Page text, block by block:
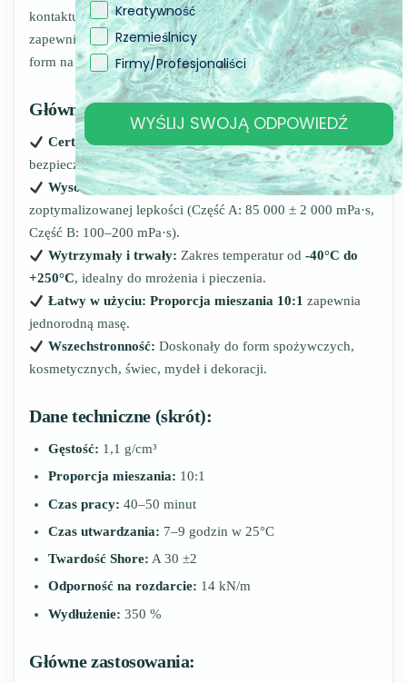
kontaktu z żywnością. Dzięki zaawansowanej formule
zapewnia bezpieczeństwo, precyzję i trwałość, idealny do
form na czekoladę, cukierki, lody, wypieki oraz kosmetyki.
Główne cechy:
Certyfikat do kontaktu z żywnością:
bezpieczeństwa żywności.
Wysoka precyzja:Dokładne odwzorowanie detali dzięki
zoptymalizowanej lepkości (Część A: 85 000 ± 2 000 mPa·s,
Część B: 100–200 mPa·s).
Wytrzymały i trwały: Zakres temperatur od-40°C do
+250°C, idealny do mrożenia i pieczenia.
Łatwy w użyciu: Proporcja mieszania 10:1 zapewnia
jednorodną masę.
Wszechstronność: Doskonały do form spożywczych,
kosmetycznych, świec, mydeł i dekoracji.
Dane techniczne (skrót):
Gęstość: 1,1 g/cm³
Proporcja mieszania: 10:1
Czas pracy: 40–50 minut
Czas utwardzania: 7–9 godzin w 25°C
Twardość Shore: A 30 ±2
Odporność na rozdarcie: 14 kN/m
Wydłużenie: 350 %
Główne zastosowania:
Kreatywność
Rzemieślnicy
Firmy/Profesjonaliści
WYŚLIJ SWOJĄ ODPOWIEDŹ